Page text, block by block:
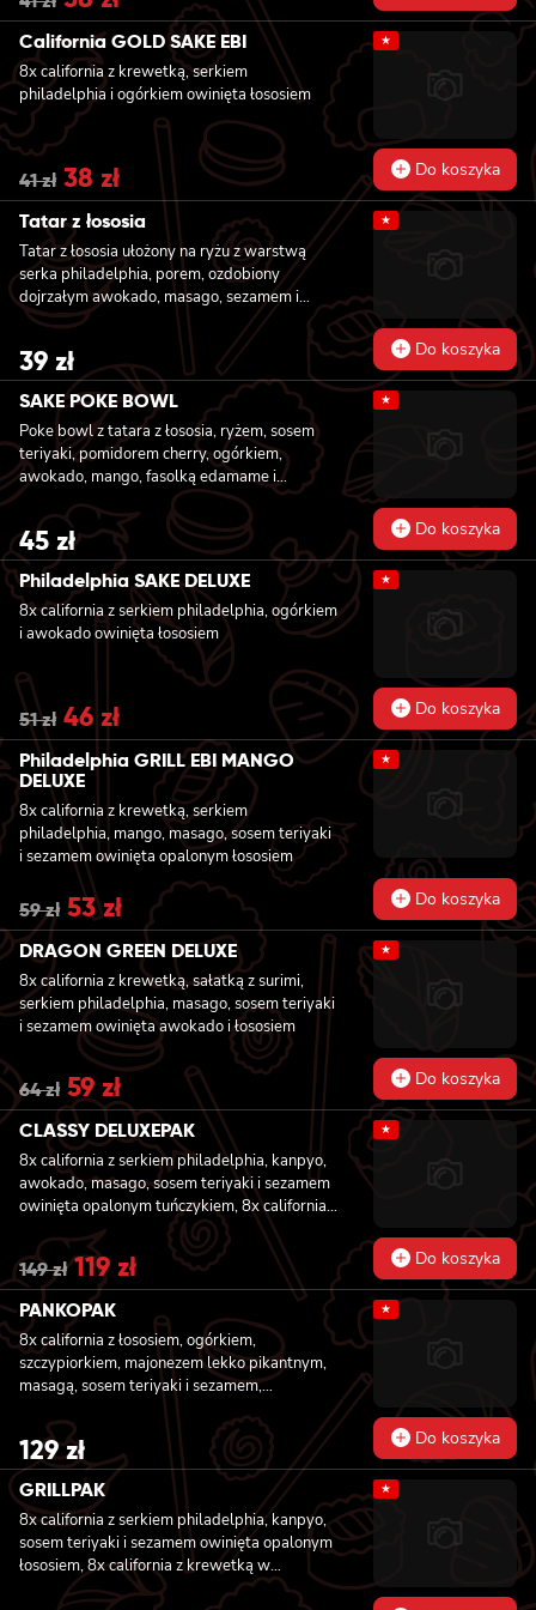
price
was:
41 zł.
price
is:
38 zł.
California GOLD SAKE EBI
8x california z krewetką, serkiem
philadelphia i ogórkiem owinięta łososiem
★
41zł Original
price
was:
41 zł.
38 zł Current
price
is:
38 zł.
Do koszyka
Tatar z łososia
Tatar z łososia ułożony na ryżu z warstwą
serka philadelphia, porem, ozdobiony
dojrzałym awokado, masago, sezamem i
szczepiorkiem
★
39 zł Do koszyka
SAKE POKE BOWL
Poke bowl z tatara z łososia, ryżem, sosem
teriyaki, pomidorem cherry, ogórkiem,
awokado, mango, fasolką edamame i
szczypiorkiem
★
45 zł Do koszyka
Philadelphia SAKE DELUXE
8x california z serkiem philadelphia, ogórkiem
i awokado owinięta łososiem
★
51zł Original
price
was:
51 zł.
46 zł
price
is:
46 zł.
Do koszyka
Philadelphia GRILL EBI MANGO
DELUXE
8x california z krewetką, serkiem
philadelphia, mango, masago, sosem teriyaki
i sezamem owinięta opalonym łososiem
★
59zł Original
price
was:
59 zł.
53zł Current
price
is:
53 zł.
Do koszyka
DRAGON GREEN DELUXE
8x california z krewetką, sałatką z surimi,
serkiem philadelphia, masago, sosem teriyaki
i sezamem owinięta awokado i łososiem
★
64zł Original
price
was:
64 zł.
59 zł Current
price
is:
59 zł.
Do koszyka
CLASSY DELUXEPAK
8x california z serkiem philadelphia, kanpyo,
awokado, masago, sosem teriyaki i sezamem
owinięta opalonym tuńczykiem, 8x california z
serkiem philadelphia, ogórkiem i awokado
owinięta łososiem, 8x california z krewetką w
tempurze, awokado, majonezem lekko
pikantnym, owinięta krewetką
★
149zł Original
price
was:
149 zł.
119 zł Current
price
119 zł.
Do koszyka
PANKOPAK
8x california z łososiem, ogórkiem,
szczypiorkiem, majonezem lekko pikantnym,
masagą, sosem teriyaki i sezamem,
panierowane w chrupiącej panko, 8x
california z węgorzem , krewetką, imbirem,
majonezem lekko pikantnym, sosem teriyaki i
sezamem, panierowane w chrupiącej panko,
8x california z serkiem philadelphia,
węgorzem, ogórkiem, sosem teriyaki i
sezamem, panierowane w chrupiącej panko,
8x california z łososiem wędzonym, ogórkiem,
awokado, szczypiorkiem, sosem teriyaki i
★
129zł Do koszyka
GRILLPAK
8x california z serkiem philadelphia, kanpyo,
sosem teriyaki i sezamem owinięta opalonym
łososiem, 8x california z krewetką w
tempurze, majonezem lekko pikantnym,
★